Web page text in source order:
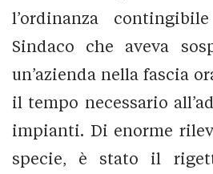
l’ordinanza
Sindaco che aveva
un’azienda nella fascia
il tempo necessario
impianti. Di enorme
specie, è stato il